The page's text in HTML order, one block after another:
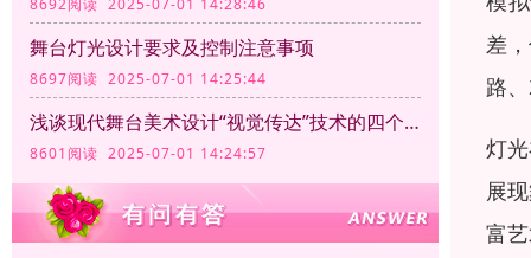
8692阅读 2025-07-01 14:28:46
舞台灯光设计要求及控制注意事项
8697阅读 2025-07-01 14:25:44
浅谈现代舞台美术设计“视觉传达”技术的四个方面
8601阅读 2025-07-01 14:24:57
差
路
灯
展
富